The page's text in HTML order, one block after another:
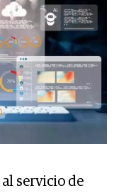
servicio de